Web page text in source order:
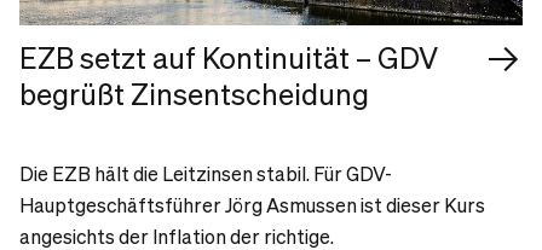
EZB setzt auf Kontinuität – GDV
begrüßt Zinsentscheidung
Die EZB hält die Leitzinsen stabil. Für GDV-
Hauptgeschäftsführer Jörg Asmussen ist dieser Kurs
angesichts der Inflation der richtige.